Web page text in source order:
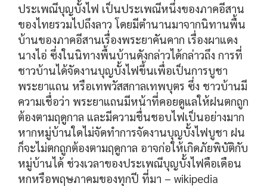
ประเพณีบุญบั้งไฟ เป็นประเพณีหนึ่งของภาคอีสาน
ของไทยรวมไปถึงลาว โดยมีตำนานมาจากนิทานพื้น
บ้านของภาคอีสานเรื่องพระยาคันคาก เรื่องผาแดง
นางไอ่ ซึ่งในนิทางพื้นบ้านดังกล่าวได้กล่าวถึง การที่
ชาวบ้านได้จัดงานบุญบั้งไฟขึ้นเพื่อเป็นการบูชา
พระยาแถน หรือเทพวัสสกาลเทพบุตร ซึ่ง ชาวบ้านมี
ความเชื่อว่า พระยาแถนมีหน้าที่คอยดูแลให้ฝนตกถูก
ต้องตามฤดูกาล และมีความชื่นชอบไฟเป็นอย่างมาก
หากหมู่บ้านใดไม่จัดทำการจัดงานบุญบั้งไฟบูชา ฝน
ก็จะไม่ตกถูกต้องตามฤดูกาล อาจก่อให้เกิดภัยพิบัติกับ
หมู่บ้านได้ ช่วงเวลาของประเพณีบุญบั้งไฟคือเดือน
หกหรือพฤษภาคมของทุกปี ที่มา – wikipedia